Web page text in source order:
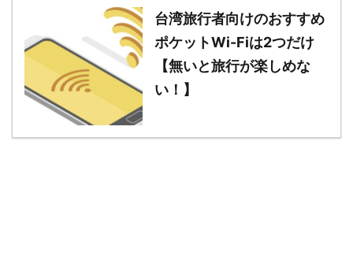
台湾旅行者向けのおすすめ
ポケットWi-Fiは2つだけ
【無いと旅行が楽しめな
い！】